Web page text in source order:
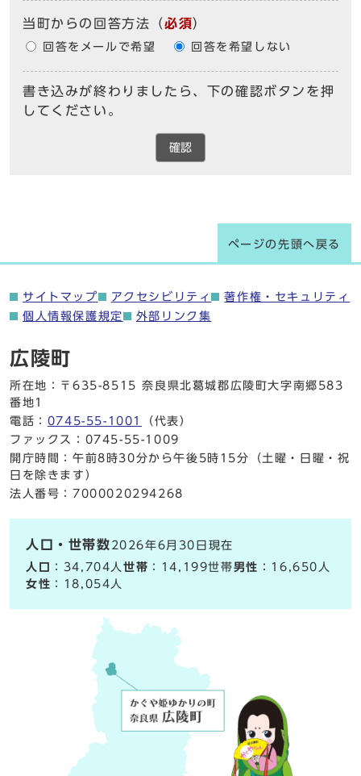
当町からの回答方法 （必須）
回答をメールで希望 回答を希望しない
書き込みが終わりましたら、下の確認ボタンを押
してください。
確認
ページの先頭へ戻る
サイトマップ アクセシビリティ
著作権・セキュリティ
個人情報保護規定
外部リンク集
広陵町
所在地：〒635-8515 奈良県北葛城郡広陵町大字南郷583
番地1
電話： 0745-55-1001
（代表）
ファックス：0745-55-1009
開庁時間：午前8時30分から午後5時15分（土曜・日曜・祝
日を除きます）
法人番号：7000020294268
人口・世帯数 2026年6月30日現在
人口
：34,704人世帯 ：14,199世帯男性 ：16,650人
女性 ：18,054人